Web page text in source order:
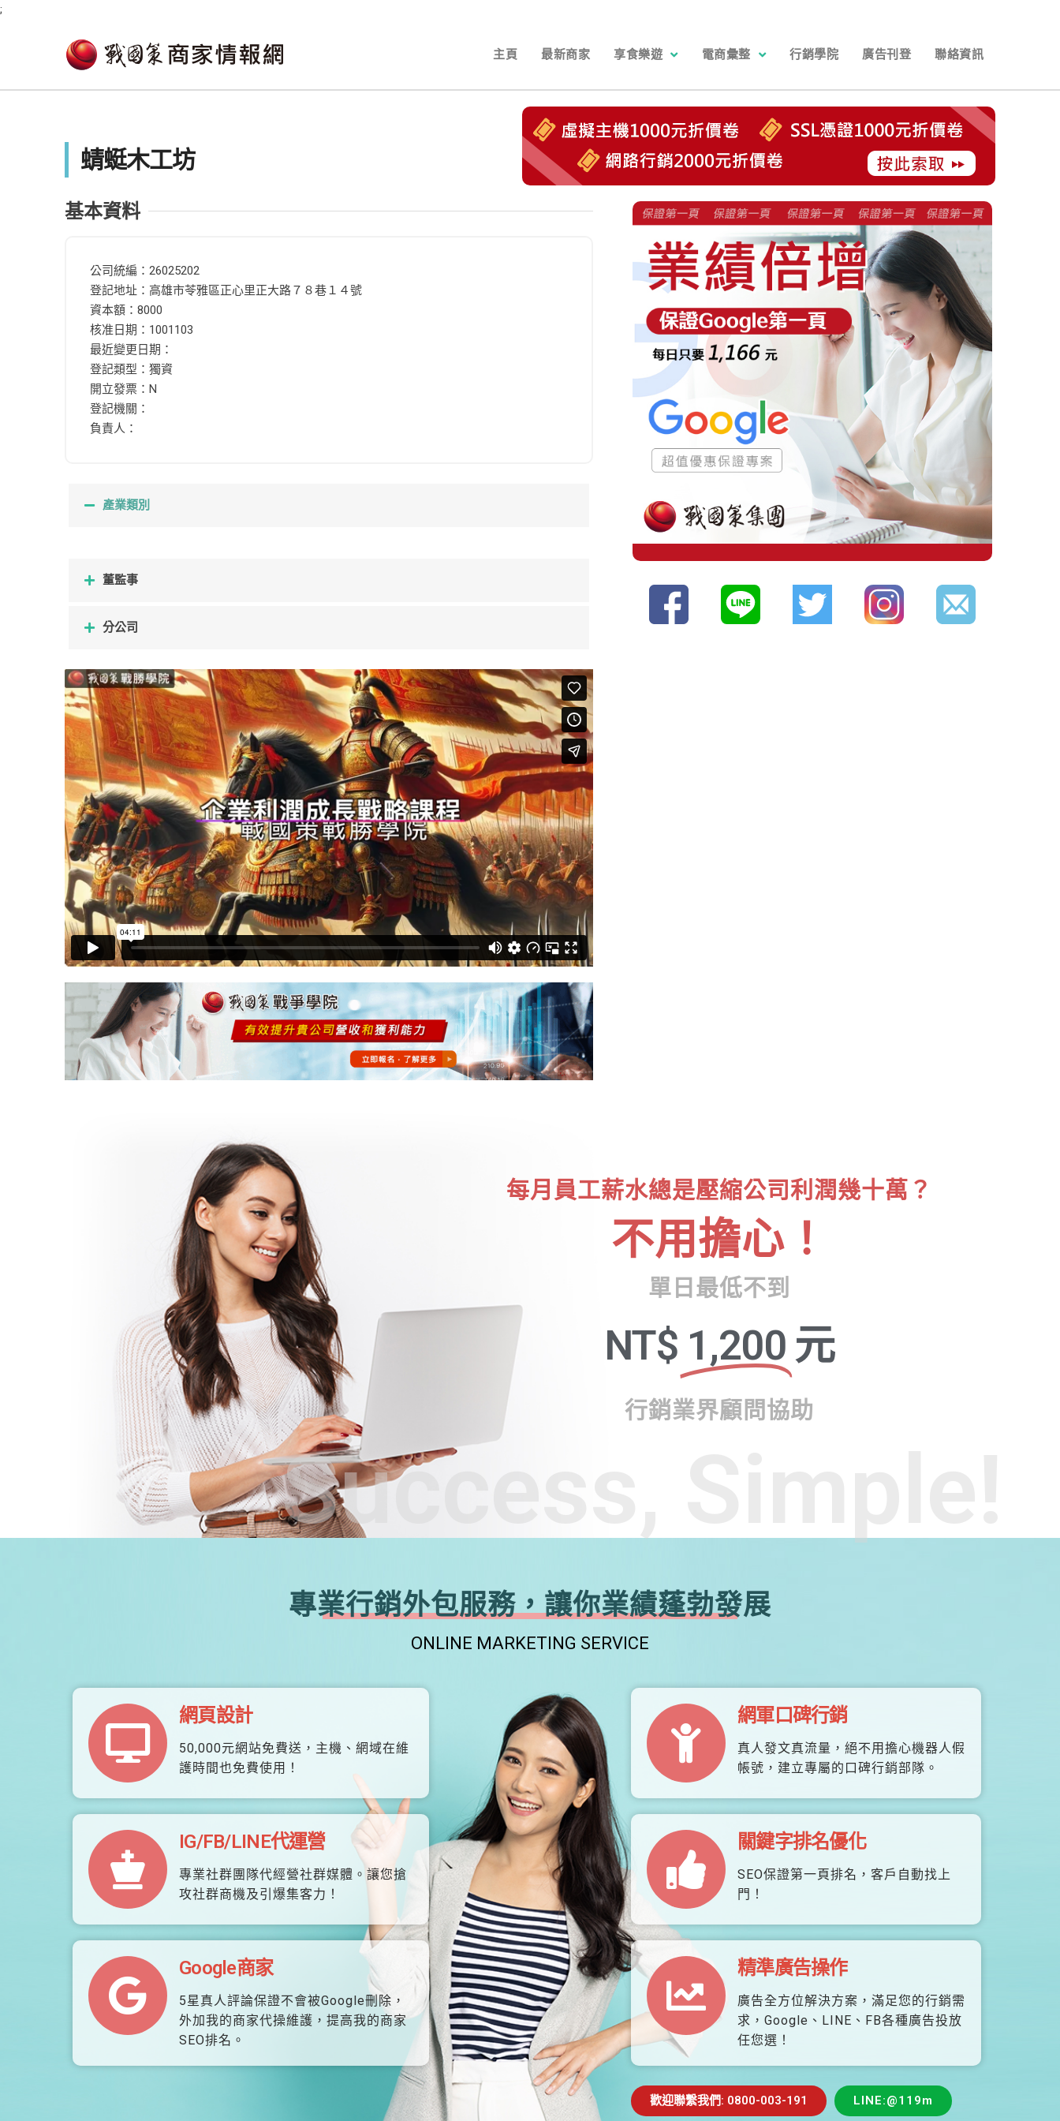
;
主頁 最新商家 享食樂遊 電商彙整 行銷學院 廣告刊登 聯絡資訊
蜻蜓木工坊
基本資料
公司統編：26025202
登記地址：高雄市苓雅區正心里正大路７８巷１４號
資本額：8000
核准日期：1001103
最近變更日期：
登記類型：獨資
開立發票：N
登記機關：
負責人：
產業類別
董監事
分公司
Success, Simple!
每月員工薪水總是壓縮公司利潤幾十萬？
不用擔心！
單日最低不到
NT$ 1,200 元
行銷業界顧問協助
專業行銷外包服務，讓你業績蓬勃發展
ONLINE MARKETING SERVICE
網頁設計
50,000元網站免費送，主機、網域在維
護時間也免費使用！
IG/FB/LINE代運營
專業社群團隊代經營社群媒體。讓您搶
攻社群商機及引爆集客力！
Google商家
5星真人評論保證不會被Google刪除，
外加我的商家代操維護，提高我的商家
SEO排名。
網軍口碑行銷
真人發文真流量，絕不用擔心機器人假
帳號，建立專屬的口碑行銷部隊。
關鍵字排名優化
SEO保證第一頁排名，客戶自動找上
門！
精準廣告操作
廣告全方位解決方案，滿足您的行銷需
求，Google、LINE、FB各種廣告投放
任您選！
歡迎聯繫我們: 0800-003-191 LINE:@119m